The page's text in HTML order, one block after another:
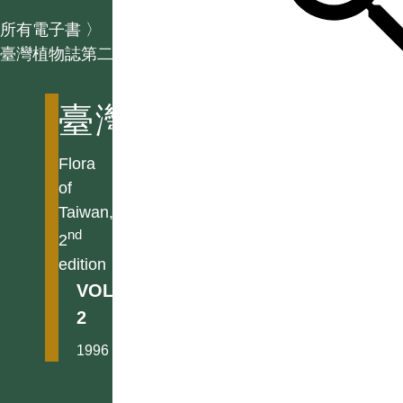
所有電子書 〉
臺灣植物誌第二版
臺灣植物誌第二版
Flora
of
Taiwan,
2nd
edition
VOL.
2
1996